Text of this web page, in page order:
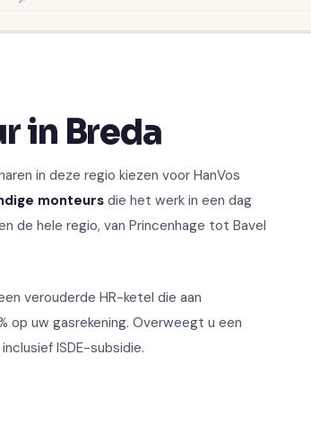
in Breda
in deze regio kiezen voor HanVos
monteursdie het werk in een dag
de hele regio, van Princenhage tot Bavel
verouderde HR-ketel die aan
op uw gasrekening. Overweegt u een
ISDE-subsidie.